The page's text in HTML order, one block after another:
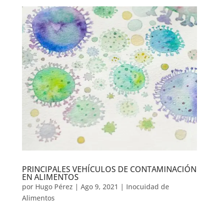
PRINCIPALES VEHÍCULOS DE CONTAMINACIÓN
EN ALIMENTOS
por Hugo Pérez | Ago 9, 2021 | Inocuidad de
Alimentos